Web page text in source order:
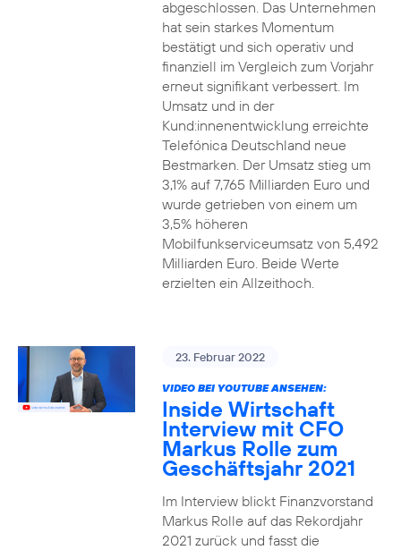
abgeschlossen. Das Unternehmen
hat sein starkes Momentum
bestätigt und sich operativ und
finanziell im Vergleich zum Vorjahr
erneut signifikant verbessert. Im
Umsatz und in der
Kund:innenentwicklung erreichte
Telefónica Deutschland neue
Bestmarken. Der Umsatz stieg um
3,1% auf 7,765 Milliarden Euro und
wurde getrieben von einem um
3,5% höheren
Mobilfunkserviceumsatz von 5,492
Milliarden Euro. Beide Werte
erzielten ein Allzeithoch.
23. Februar 2022
VIDEO BEI YOUTUBE ANSEHEN:
Inside Wirtschaft
Interview mit CFO
Markus Rolle zum
Geschäftsjahr 2021
Im Interview blickt Finanzvorstand
Markus Rolle auf das Rekordjahr
2021 zurück und fasst die